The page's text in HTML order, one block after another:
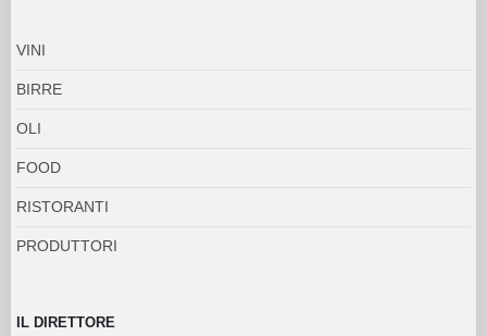
VINI
BIRRE
OLI
FOOD
RISTORANTI
PRODUTTORI
IL DIRETTORE